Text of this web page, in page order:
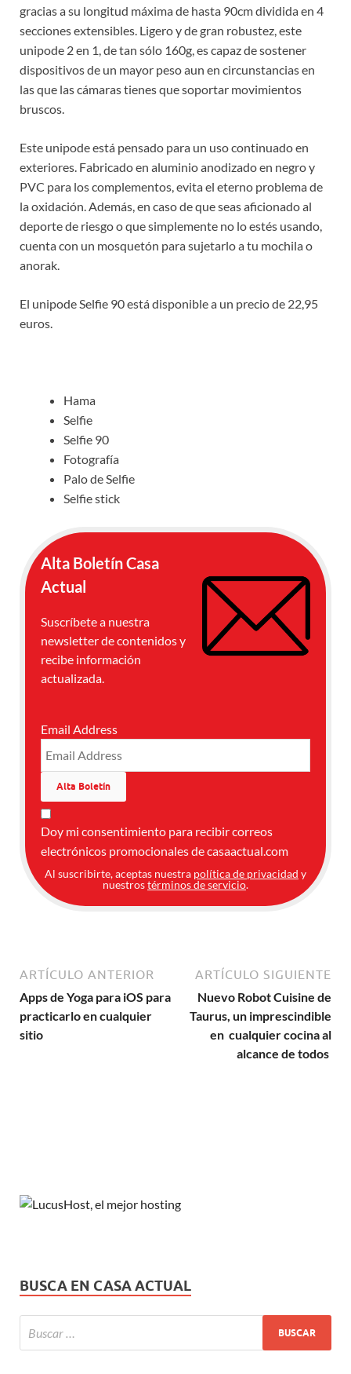
gracias a su longitud máxima de hasta 90cm dividida en 4
secciones extensibles. Ligero y de gran robustez, este
unipode 2 en 1, de tan sólo 160g, es capaz de sostener
dispositivos de un mayor peso aun en circunstancias en
las que las cámaras tienes que soportar movimientos
bruscos.
Este unipode está pensado para un uso continuado en
exteriores. Fabricado en aluminio anodizado en negro y
PVC para los complementos, evita el eterno problema de
la oxidación. Además, en caso de que seas aficionado al
deporte de riesgo o que simplemente no lo estés usando,
cuenta con un mosquetón para sujetarlo a tu mochila o
anorak.
El unipode Selfie 90 está disponible a un precio de 22,95
euros.
Hama
Selfie
Selfie 90
Fotografía
Palo de Selfie
Selfie stick
Alta Boletín Casa
Actual
Suscríbete a nuestra
newsletter de contenidos y
recibe información
actualizada.
Email Address
Doy mi consentimiento para recibir correos
electrónicos promocionales de casaactual.com
Al suscribirte, aceptas nuestra política de privacidad y
nuestrostérminos de servicio.
ARTÍCULO ANTERIOR
Apps de Yoga para iOS para
practicarlo en cualquier
sitio
ARTÍCULO SIGUIENTE
Nuevo Robot Cuisine de
Taurus, un imprescindible
en cualquier cocina al
alcance de todos
BUSCA EN CASA ACTUAL